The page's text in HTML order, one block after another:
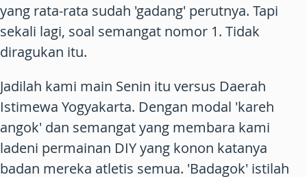
yang rata-rata sudah 'gadang' perutnya. Tapi
sekali lagi, soal semangat nomor 1. Tidak
diragukan itu.
Jadilah kami main Senin itu versus Daerah
Istimewa Yogyakarta. Dengan modal 'kareh
angok' dan semangat yang membara kami
ladeni permainan DIY yang konon katanya
badan mereka atletis semua. 'Badagok' istilah